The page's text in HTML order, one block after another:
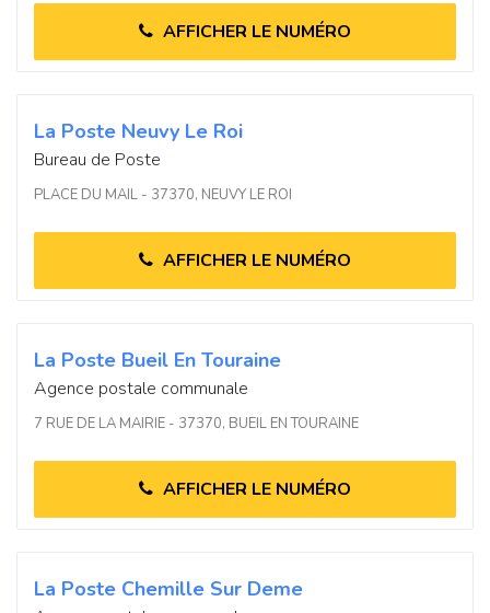
AFFICHER LE NUMÉRO
La Poste Neuvy Le Roi
Bureau de Poste
PLACE DU MAIL - 37370, NEUVY LE ROI
AFFICHER LE NUMÉRO
La Poste Bueil En Touraine
Agence postale communale
7 RUE DE LA MAIRIE - 37370, BUEIL EN TOURAINE
AFFICHER LE NUMÉRO
La Poste Chemille Sur Deme